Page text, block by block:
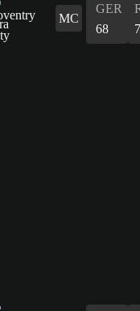
MC
GER
68